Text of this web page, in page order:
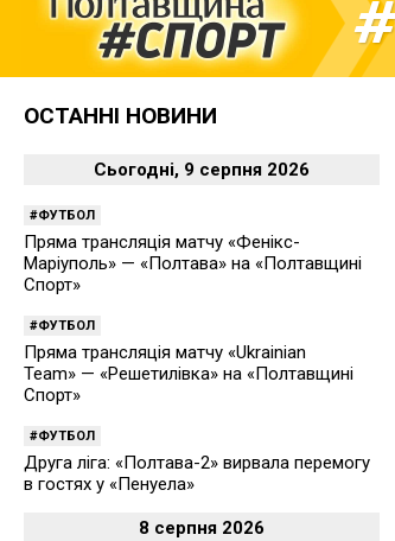
ОСТАННІ НОВИНИ
Сьогодні, 9 серпня 2026
ФУТБОЛ
Пряма трансляція матчу «Фенікс-
Маріуполь» — «Полтава» на «Полтавщині
Спорт»
ФУТБОЛ
Пряма трансляція матчу «Ukrainian
Team» — «Решетилівка» на «Полтавщині
Спорт»
ФУТБОЛ
Друга ліга: «Полтава-2» вирвала перемогу
в гостях у «Пенуела»
8 серпня 2026